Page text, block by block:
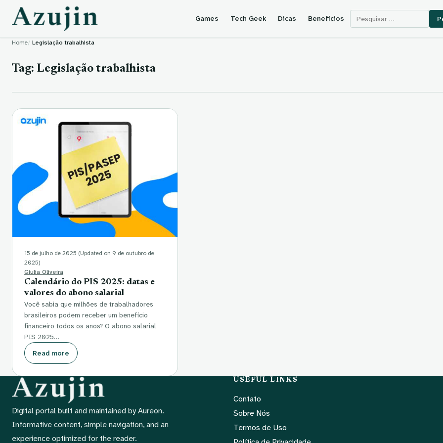
Skip to content
Games Tech Geek Dicas Benefícios Pesquisar por:
Home Legislação trabalhista
Tag: Legislação trabalhista
15 de julho de 2025 (Updated on 9 de outubro de
2025)
Giulia Oliveira
Calendário do PIS 2025: datas e
valores do abono salarial
Você sabia que milhões de trabalhadores
brasileiros podem receber um benefício
financeiro todos os anos? O abono salarial
PIS 2025…
Read more
Digital portal built and maintained by Aureon.
Informative content, simple navigation, and an
experience optimized for the reader.
USEFUL LINKS
Contato
Sobre Nós
Termos de Uso